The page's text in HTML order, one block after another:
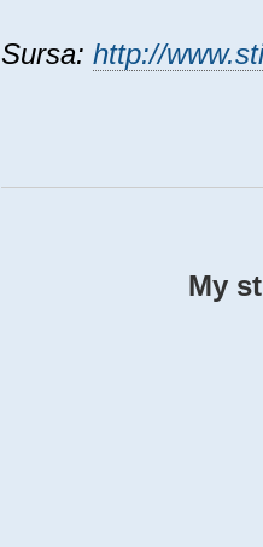
Sursa: http://
My